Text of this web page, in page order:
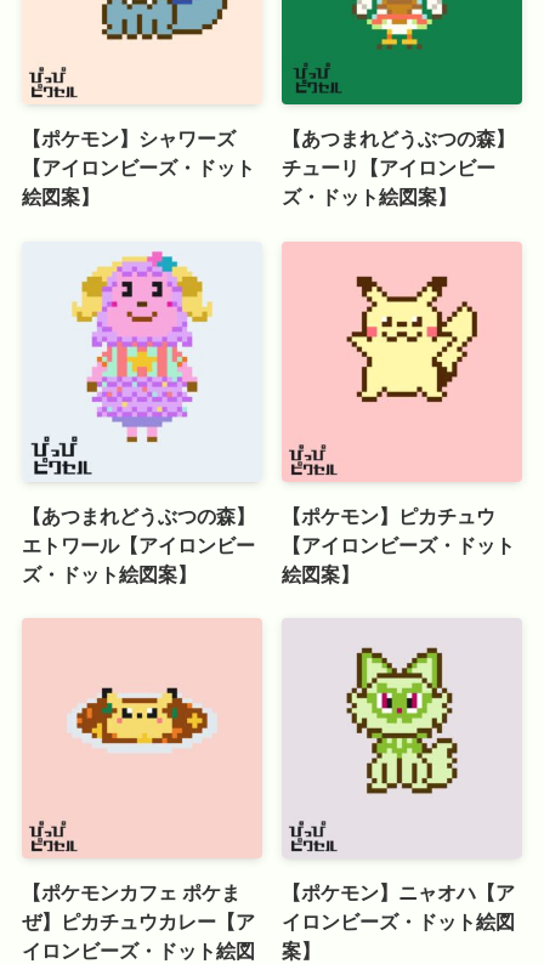
【ポケモン】シャワーズ
【アイロンビーズ・ドット
絵図案】
【あつまれどうぶつの森】
チューリ【アイロンビー
ズ・ドット絵図案】
【あつまれどうぶつの森】
エトワール【アイロンビー
ズ・ドット絵図案】
【ポケモン】ピカチュウ
【アイロンビーズ・ドット
絵図案】
【ポケモンカフェ ポケま
ぜ】ピカチュウカレー【ア
イロンビーズ・ドット絵図
【ポケモン】ニャオハ【ア
イロンビーズ・ドット絵図
案】